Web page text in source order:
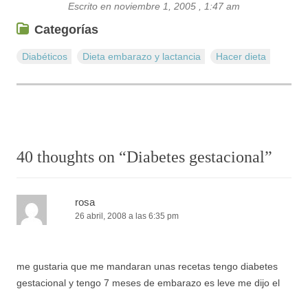
Escrito en noviembre 1, 2005 , 1:47 am
Categorías
Diabéticos Dieta embarazo y lactancia Hacer dieta
40 thoughts on “Diabetes gestacional”
rosa
26 abril, 2008 a las 6:35 pm
me gustaria que me mandaran unas recetas tengo diabetes
gestacional y tengo 7 meses de embarazo es leve me dijo el